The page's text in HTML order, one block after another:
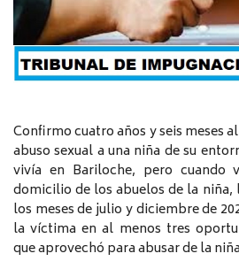
Confirmo cuatro años y seis meses
abuso sexual a una niña de su
vivía en Bariloche, pero cuando
domicilio de los abuelos de la
los meses de julio y diciembre de
la víctima en al menos tres
que aprovechó para abusar de la